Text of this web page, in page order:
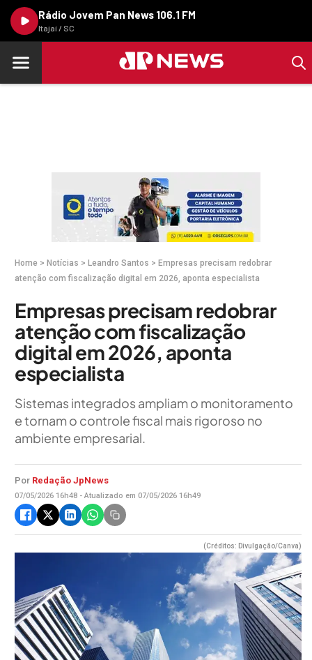
Rádio Jovem Pan News 106.1 FM
Itajaí / SC
Home > Notícias > Leandro Santos > Empresas precisam redobrar
atenção com fiscalização digital em 2026, aponta especialista
Empresas precisam redobrar
atenção com fiscalização
digital em 2026, aponta
especialista
Sistemas integrados ampliam o monitoramento
e tornam o controle fiscal mais rigoroso no
ambiente empresarial.
Por Redação JpNews
07/05/2026 16h48 - Atualizado em 07/05/2026 16h49
(Créditos: Divulgação/Canva)